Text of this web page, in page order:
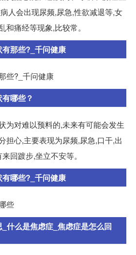
人会出现尿频,尿急,性欲减退等,女
痛经等现象,比较常。
那些?_千问健康
些?_千问健康
哪些？
为对难以预料的,未来有可能会发生
担心,主要表现为尿频,尿急,口干,出
回踱步,坐立不安等。
哪些?_千问健康
些
什么是焦虑症_焦虑症是怎么回